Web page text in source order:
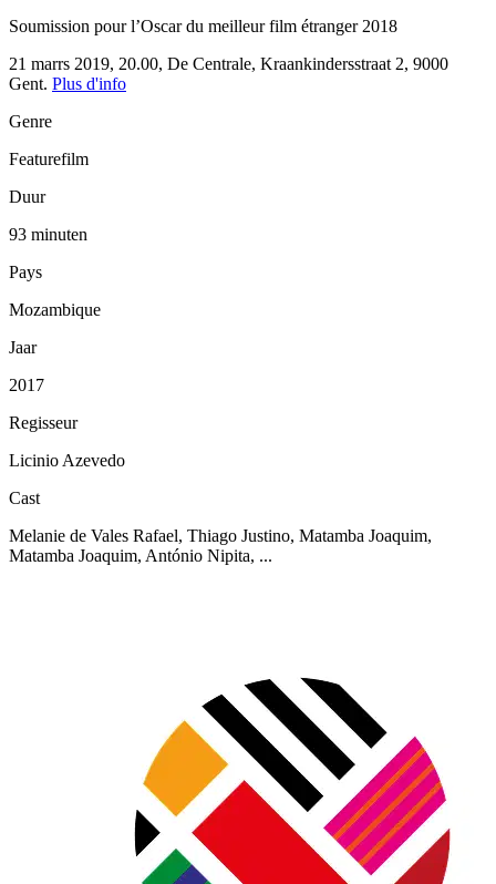
Soumission pour l’Oscar du meilleur film étranger 2018
21 marrs 2019, 20.00, De Centrale, Kraankindersstraat 2, 9000
Gent. Plus d'info
Genre
Featurefilm
Duur
93 minuten
Pays
Mozambique
Jaar
2017
Regisseur
Licinio Azevedo
Cast
Melanie de Vales Rafael, Thiago Justino, Matamba Joaquim,
Matamba Joaquim, António Nipita, ...